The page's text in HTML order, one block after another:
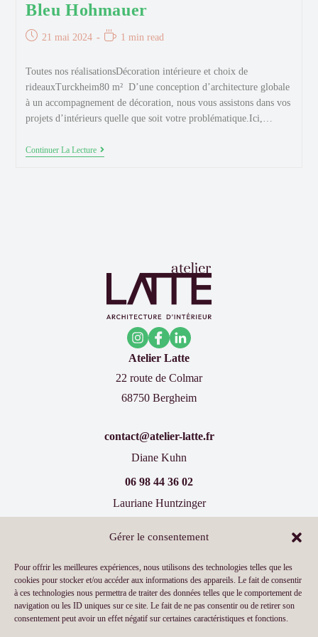
Gérer le consentement
Pour offrir les meilleures expériences, nous utilisons des technologies telles que les
cookies pour stocker et/ou accéder aux informations des appareils. Le fait de consentir
à ces technologies nous permettra de traiter des données telles que le comportement de
navigation ou les ID uniques sur ce site. Le fait de ne pas consentir ou de retirer son
consentement peut avoir un effet négatif sur certaines caractéristiques et fonctions.
Bleu Hohmauer
Publication
21 mai 2024
Temps
lecture :
1 min read
Toutes nos réalisationsDécoration intérieure et choix de
rideauxTurckheim80 m² D’une conception d’architecture globale
à un accompagnement de décoration, nous vous assistons dans vos
projets d’intérieurs quelle que soit votre problématique.Ici,…
Continuer La LectureBleu
Atelier Latte
22 route de Colmar
68750 Bergheim
contact@atelier-latte.fr
Diane Kuhn
06 98 44 36 02
Lauriane Huntzinger